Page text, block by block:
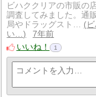
ビハククリアの市販の
調査してみました。通
局やドラッグスト…
い…
7年前
いいね！
1